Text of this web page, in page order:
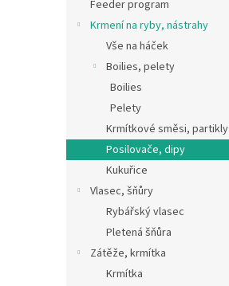
Feeder program
Krmení na ryby, nástrahy
Vše na háček
Boilies, pelety
Boilies
Pelety
Krmítkové směsi, partikly
Posilovače, dipy
Kukuřice
Vlasec, šňůry
Rybářský vlasec
Pletená šňůra
Zátěže, krmítka
Krmítka